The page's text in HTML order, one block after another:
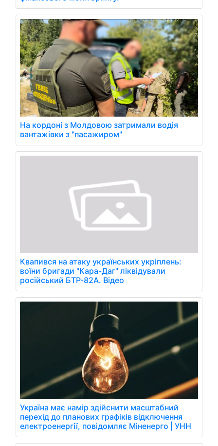
На кордоні з Молдовою затримали водія
вантажівки з "пасажиром"
Квапився на атаку українських укріплень:
воїни бригади "Кара-Даг" ліквідували
російський БТР-82А. Відео
Україна має намір здійснити масштабний
перехід до планових графіків відключення
електроенергії, повідомляє Міненерго | УНН